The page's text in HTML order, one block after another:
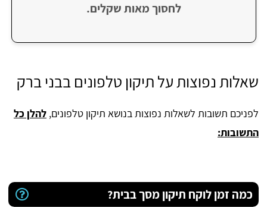
לחסוך מאות שקלים.
שאלות נפוצות על תיקון טלפונים בבני ברק
לפניכם תשובות לשאלות נפוצות בנושא תיקון טלפונים, להלן כל
התשובות:
כמה זמן לוקח תיקון מסך בבית?